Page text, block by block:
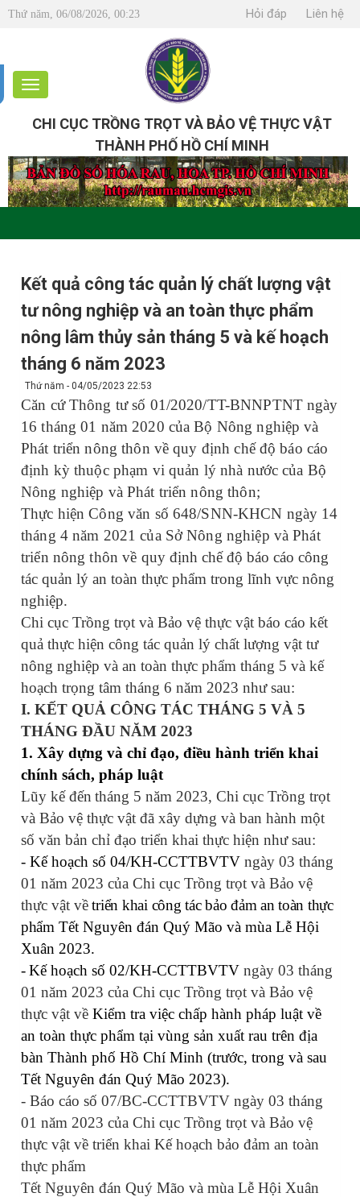
Thứ năm, 06/08/2026, 00:23 Hỏi đáp Liên hệ
CHI CỤC TRỒNG TRỌT VÀ BẢO VỆ THỰC VẬT
THÀNH PHỐ HỒ CHÍ MINH
Kết quả công tác quản lý chất lượng vật
tư nông nghiệp và an toàn thực phẩm
nông lâm thủy sản tháng 5 và kế hoạch
tháng 6 năm 2023
Thứ năm - 04/05/2023 22:53
Căn cứ Thông tư số 01/2020/TT-BNNPTNT ngày
16 tháng 01 năm 2020 của Bộ Nông nghiệp và
Phát triển nông thôn về quy định chế độ báo cáo
định kỳ thuộc phạm vi quản lý nhà nước của Bộ
Nông nghiệp và Phát triển nông thôn;
Thực hiện Công văn số 648/SNN-KHCN ngày 14
tháng 4 năm 2021 của Sở Nông nghiệp và Phát
triển nông thôn về quy định chế độ báo cáo công
tác quản lý an toàn thực phẩm trong lĩnh vực nông
nghiệp.
Chi cục Trồng trọt và Bảo vệ thực vật báo cáo kết
quả thực hiện công tác quản lý chất lượng vật tư
nông nghiệp và an toàn thực phẩm tháng 5 và kế
hoạch trọng tâm tháng 6 năm 2023 như sau:
I. KẾT QUẢ CÔNG TÁC THÁNG 5 VÀ 5
THÁNG ĐẦU NĂM 2023
1. Xây dựng và chỉ đạo, điều hành triển khai
chính sách, pháp luật
Lũy kế đến tháng 5 năm 2023, Chi cục Trồng trọt
và Bảo vệ thực vật đã xây dựng và ban hành một
số văn bản chỉ đạo triển khai thực hiện như sau:
- Kế hoạch số 04/KH-CCTTBVTV ngày 03 tháng
01 năm 2023 của Chi cục Trồng trọt và Bảo vệ
thực vật vềtriển khai công tác bảo đảm an toàn thực
phẩm Tết Nguyên đán Quý Mão và mùa Lễ Hội
Xuân 2023.
-Kế hoạch số 02/KH-CCTTBVTVngày 03 tháng
01 năm 2023 của Chi cục Trồng trọt và Bảo vệ
thực vật về Kiểm tra việc chấp hành pháp luật về
an toàn thực phẩm tại vùng sản xuất rau trên địa
bàn Thành phố Hồ Chí Minh (trước, trong và sau
Tết Nguyên đán Quý Mão 2023).
- Báo cáo số 07/BC-CCTTBVTV ngày 03 tháng
01 năm 2023 của Chi cục Trồng trọt và Bảo vệ
thực vật về triển khai Kế hoạch bảo đảm an toàn
thực phẩm
Tết Nguyên đán Quý Mão và mùa Lễ Hội Xuân